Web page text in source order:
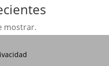
mostrar.